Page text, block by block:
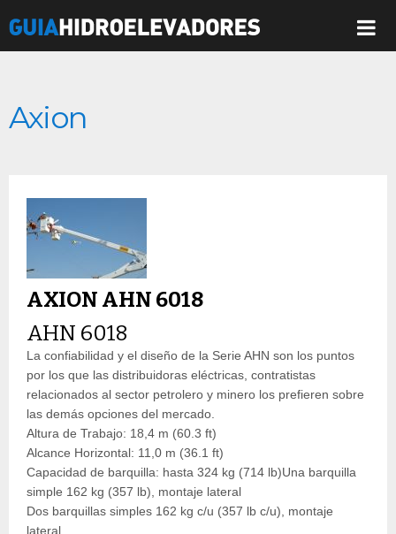
Axion
AXION AHN 6018
AHN 6018
La confiabilidad y el diseño de la Serie AHN son los puntos
por los que las distribuidoras eléctricas, contratistas
relacionados al sector petrolero y minero los prefieren sobre
las demás opciones del mercado.
Altura de Trabajo: 18,4 m (60.3 ft)
Alcance Horizontal: 11,0 m (36.1 ft)
Capacidad de barquilla: hasta 324 kg (714 lb)Una barquilla
simple 162 kg (357 lb), montaje lateral
Dos barquillas simples 162 kg c/u (357 lb c/u), montaje
lateral